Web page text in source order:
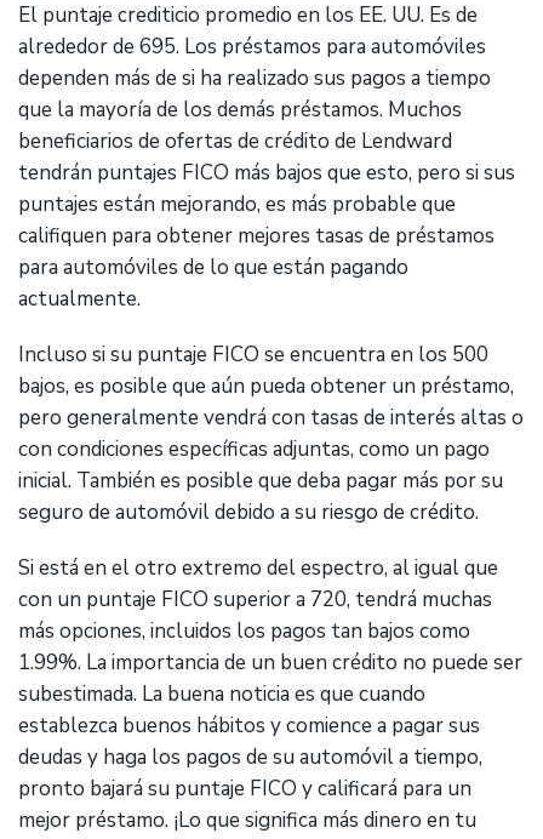
El puntaje crediticio promedio en los EE. UU. Es de
alrededor de 695. Los préstamos para automóviles
dependen más de si ha realizado sus pagos a tiempo
que la mayoría de los demás préstamos. Muchos
beneficiarios de ofertas de crédito de Lendward
tendrán puntajes FICO más bajos que esto, pero si sus
puntajes están mejorando, es más probable que
califiquen para obtener mejores tasas de préstamos
para automóviles de lo que están pagando
actualmente.
Incluso si su puntaje FICO se encuentra en los 500
bajos, es posible que aún pueda obtener un préstamo,
pero generalmente vendrá con tasas de interés altas o
con condiciones específicas adjuntas, como un pago
inicial. También es posible que deba pagar más por su
seguro de automóvil debido a su riesgo de crédito.
Si está en el otro extremo del espectro, al igual que
con un puntaje FICO superior a 720, tendrá muchas
más opciones, incluidos los pagos tan bajos como
1.99%. La importancia de un buen crédito no puede ser
subestimada. La buena noticia es que cuando
establezca buenos hábitos y comience a pagar sus
deudas y haga los pagos de su automóvil a tiempo,
pronto bajará su puntaje FICO y calificará para un
mejor préstamo. ¡Lo que significa más dinero en tu